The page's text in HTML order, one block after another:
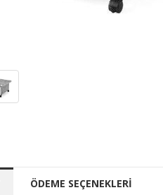
ÖDEME SEÇENEKLERİ